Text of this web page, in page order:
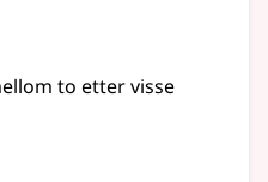
to etter visse